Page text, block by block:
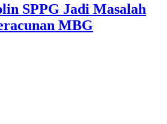
SPPG Jadi Masalah
MBG